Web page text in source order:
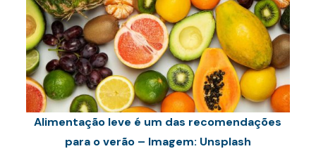
Alimentação leve é um das recomendações
para o verão – Imagem: Unsplash